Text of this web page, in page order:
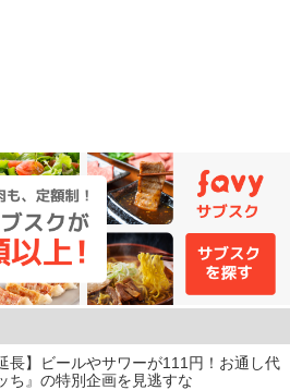
長】ビールやサワーが111円！お通し代
ち』の特別企画を見逃すな